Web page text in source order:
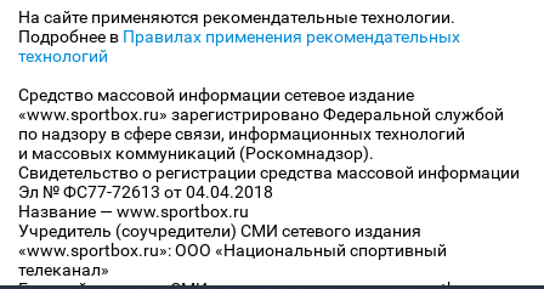
На сайте применяются рекомендательные технологии.
Подробнее в Правилах применения рекомендательных
технологий
Средство массовой информации сетевое издание
«www.sportbox.ru» зарегистрировано Федеральной службой
по надзору в сфере связи, информационных технологий
и массовых коммуникаций (Роскомнадзор).
Свидетельство о регистрации средства массовой информации
Эл № ФС77-72613 от 04.04.2018
Название — www.sportbox.ru
Учредитель (соучредители) СМИ сетевого издания
«www.sportbox.ru»: ООО «Национальный спортивный
телеканал»